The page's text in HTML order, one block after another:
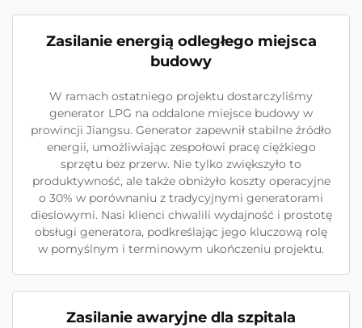
Zasilanie energią odległego miejsca
budowy
W ramach ostatniego projektu dostarczyliśmy
generator LPG na oddalone miejsce budowy w
prowincji Jiangsu. Generator zapewnił stabilne źródło
energii, umożliwiając zespołowi pracę ciężkiego
sprzętu bez przerw. Nie tylko zwiększyło to
produktywność, ale także obniżyło koszty operacyjne
o 30% w porównaniu z tradycyjnymi generatorami
dieslowymi. Nasi klienci chwalili wydajność i prostotę
obsługi generatora, podkreślając jego kluczową rolę
w pomyślnym i terminowym ukończeniu projektu.
Zasilanie awaryjne dla szpitala